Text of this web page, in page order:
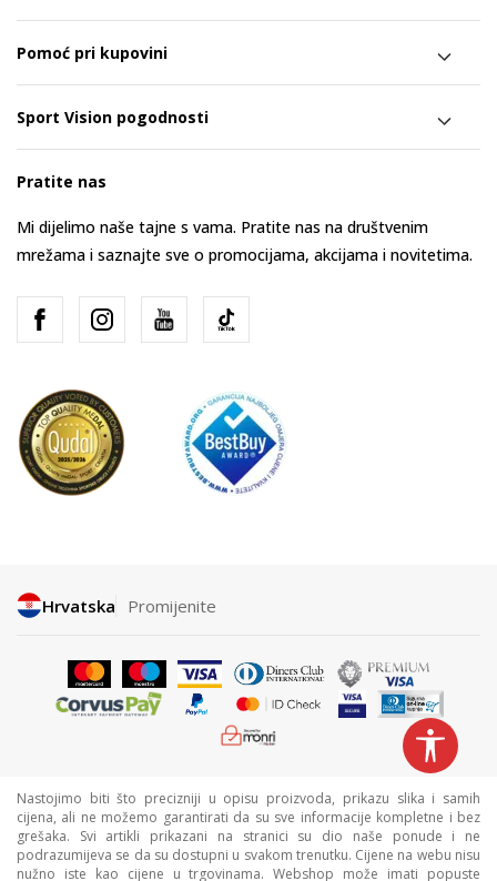
Pomoć pri kupovini
Sport Vision pogodnosti
Pratite nas
Mi dijelimo naše tajne s vama. Pratite nas na društvenim
mrežama i saznajte sve o promocijama, akcijama i novitetima.
Hrvatska Promijenite
Nastojimo biti što precizniji u opisu proizvoda, prikazu slika i samih
cijena, ali ne možemo garantirati da su sve informacije kompletne i bez
grešaka. Svi artikli prikazani na stranici su dio naše ponude i ne
podrazumijeva se da su dostupni u svakom trenutku. Cijene na webu nisu
nužno iste kao cijene u trgovinama. Webshop može imati popuste